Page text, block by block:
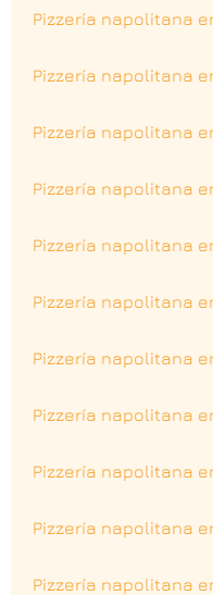
Pizzería napolitana
Pizzería napolitana
Pizzería napolitana
Pizzería napolitana
Pizzería napolitana
Pizzería napolitana
Pizzería napolitana
Pizzería napolitana
Pizzería napolitana
Pizzería napolitana
Pizzería napolitana